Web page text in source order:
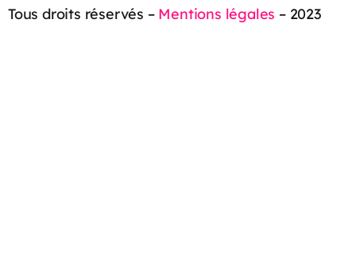
Tous droits réservés – Mentions légales – 2023